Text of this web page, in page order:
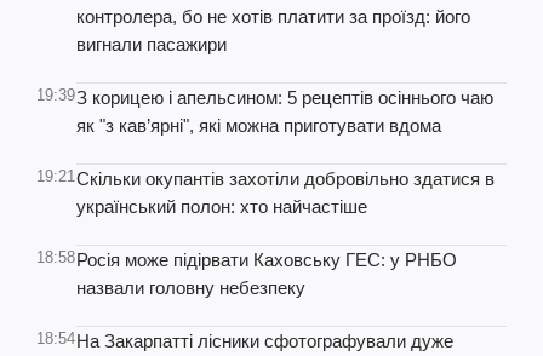
контролера, бо не хотів платити за проїзд: його
вигнали пасажири
19:39З корицею і апельсином: 5 рецептів осіннього чаю
як "з кав’ярні", які можна приготувати вдома
19:21Скільки окупантів захотіли добровільно здатися в
український полон: хто найчастіше
18:58Росія може підірвати Каховську ГЕС: у РНБО
назвали головну небезпеку
18:54На Закарпатті лісники сфотографували дуже